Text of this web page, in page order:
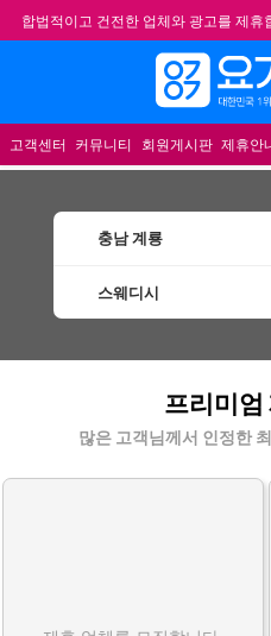
★요기요기 설 연휴 휴무 안내★
★ 요기요기 업체회원 안내사항 ★
불건전한 게시글은 삭제 및 회원탈퇴 됩
고객센터 커뮤니티 회원게시판 제휴안
충남 계룡
스웨디시
프리미엄
많은 고객님께서 인정한